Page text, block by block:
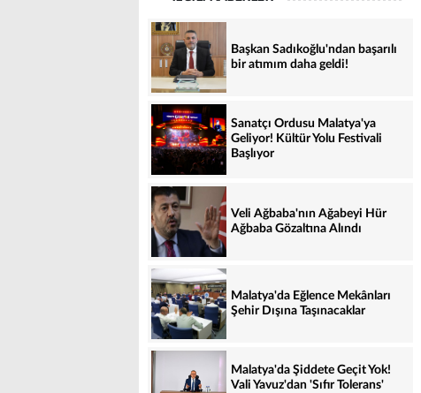
Başkan Sadıkoğlu'ndan başarılı
bir atımım daha geldi!
Sanatçı Ordusu Malatya'ya
Geliyor! Kültür Yolu Festivali
Başlıyor
Veli Ağbaba'nın Ağabeyi Hür
Ağbaba Gözaltına Alındı
Malatya'da Eğlence Mekânları
Şehir Dışına Taşınacaklar
Malatya'da Şiddete Geçit Yok!
Vali Yavuz'dan 'Sıfır Tolerans'